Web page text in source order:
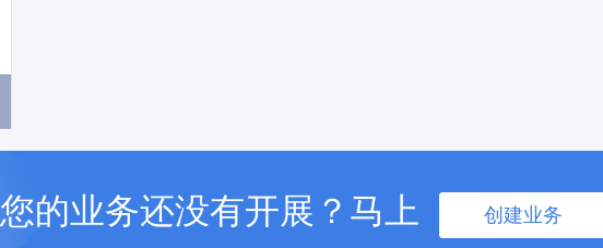
您的业务还没有开展？马上 创建业务